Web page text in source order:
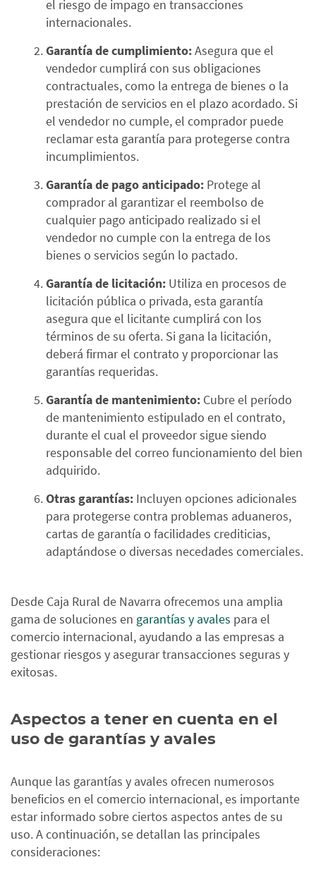
el riesgo de impago en transacciones
internacionales.
Garantía de cumplimiento:Asegura que el
vendedor cumplirá con sus obligaciones
contractuales, como la entrega de bienes o la
prestación de servicios en el plazo acordado. Si
el vendedor no cumple, el comprador puede
reclamar esta garantía para protegerse contra
incumplimientos.
Garantía de pago anticipado: Protege al
comprador al garantizar el reembolso de
cualquier pago anticipado realizado si el
vendedor no cumple con la entrega de los
bienes o servicios según lo pactado.
Garantía de licitación: Utiliza en procesos de
licitación pública o privada, esta garantía
asegura que el licitante cumplirá con los
términos de su oferta. Si gana la licitación,
deberá firmar el contrato y proporcionar las
garantías requeridas.
Garantía de mantenimiento: Cubre el período
de mantenimiento estipulado en el contrato,
durante el cual el proveedor sigue siendo
responsable del correo funcionamiento del bien
adquirido.
Otras garantías: Incluyen opciones adicionales
para protegerse contra problemas aduaneros,
cartas de garantía o facilidades crediticias,
adaptándose o diversas necedades comerciales.
Desde Caja Rural de Navarra ofrecemos una amplia
gama de soluciones en garantías y avales para el
comercio internacional, ayudando a las empresas a
gestionar riesgos y asegurar transacciones seguras y
exitosas.
Aspectos a tener en cuenta en el
uso de garantías y avales
Aunque las garantías y avales ofrecen numerosos
beneficios en el comercio internacional, es importante
estar informado sobre ciertos aspectos antes de su
uso. A continuación, se detallan las principales
consideraciones: